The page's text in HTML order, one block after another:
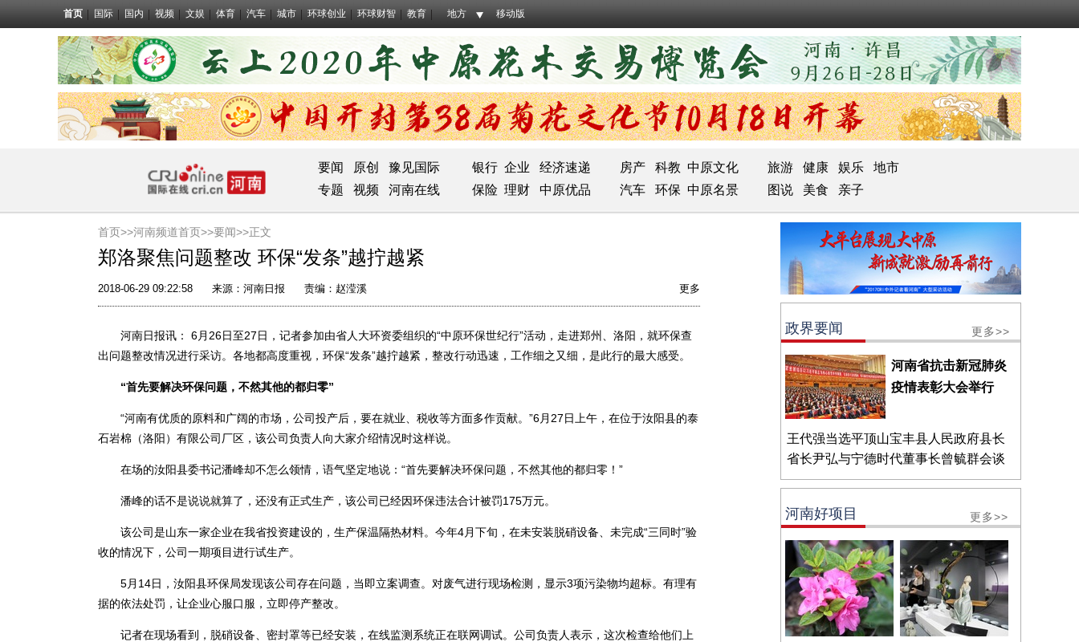
首页 国际 国内 视频 文娱 体育 汽车 城市 环球创业 环球财智 教育 地方 移动版
要闻 原创 豫见国际 银行 企业 经济速递 房产 科教 中原文化 旅游 健康 娱乐
地市
专题
视频 河南在线 保险 理财 中原优品 汽车 环保 中原名景 图说 美食 亲子
首页>>河南频道首页>>要闻>>正文
郑洛聚焦问题整改 环保“发条”越拧越紧
2018-06-29 09:22:58 来源： 河南日报 责编：赵滢溪 更多
河南日报讯： 6月26日至27日，记者参加由省人大环资委组织的“中原环保世纪行”活动，走进郑州、洛阳，就环保查
出问题整改情况进行采访。各地都高度重视，环保“发条”越拧越紧，整改行动迅速，工作细之又细，是此行的最大感受。
“首先要解决环保问题，不然其他的都归零”
“河南有优质的原料和广阔的市场，公司投产后，要在就业、税收等方面多作贡献。”6月27日上午，在位于汝阳县的泰
石岩棉（洛阳）有限公司厂区，该公司负责人向大家介绍情况时这样说。
在场的汝阳县委书记潘峰却不怎么领情，语气坚定地说：“首先要解决环保问题，不然其他的都归零！”
潘峰的话不是说说就算了，还没有正式生产，该公司已经因环保违法合计被罚175万元。
该公司是山东一家企业在我省投资建设的，生产保温隔热材料。今年4月下旬，在未安装脱硝设备、未完成“三同时”验
收的情况下，公司一期项目进行试生产。
5月14日，汝阳县环保局发现该公司存在问题，当即立案调查。对废气进行现场检测，显示3项污染物均超标。有理有
据的依法处罚，让企业心服口服，立即停产整改。
记者在现场看到，脱硝设备、密封罩等已经安装，在线监测系统正在联网调试。公司负责人表示，这次检查给他们上
政界要闻 更多>>
河南省抗击新冠肺炎
疫情表彰大会举行
王代强当选平顶山宝丰县人民政府县长
省长尹弘与宁德时代董事长曾毓群会谈
河南好项目 更多>>